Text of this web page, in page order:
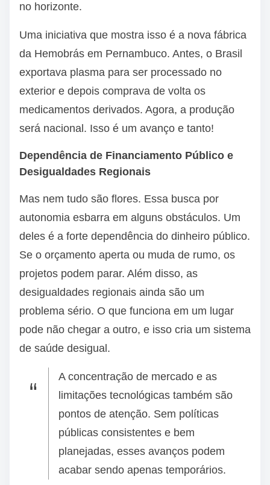
no horizonte.
Uma iniciativa que mostra isso é a nova fábrica
da Hemobrás em Pernambuco. Antes, o Brasil
exportava plasma para ser processado no
exterior e depois comprava de volta os
medicamentos derivados. Agora, a produção
será nacional. Isso é um avanço e tanto!
Dependência de Financiamento Público e
Desigualdades Regionais
Mas nem tudo são flores. Essa busca por
autonomia esbarra em alguns obstáculos. Um
deles é a forte dependência do dinheiro público.
Se o orçamento aperta ou muda de rumo, os
projetos podem parar. Além disso, as
desigualdades regionais ainda são um
problema sério. O que funciona em um lugar
pode não chegar a outro, e isso cria um sistema
de saúde desigual.
A concentração de mercado e as
limitações tecnológicas também são
pontos de atenção. Sem políticas
públicas consistentes e bem
planejadas, esses avanços podem
acabar sendo apenas temporários.